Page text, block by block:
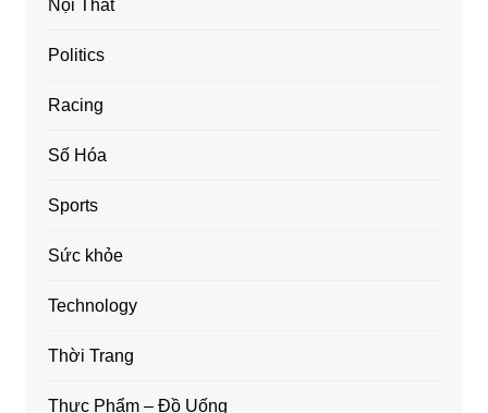
Nội Thất
Politics
Racing
Số Hóa
Sports
Sức khỏe
Technology
Thời Trang
Thực Phẩm – Đồ Uống